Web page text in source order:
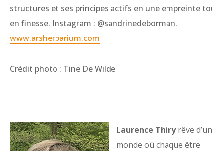
structures et ses principes actifs en une empreinte
en finesse. Instagram : @sandrinedeborman.
www.arsherbarium.com
Crédit photo : Tine De Wilde
Laurence Thiryrêve d’un
monde où chaque être